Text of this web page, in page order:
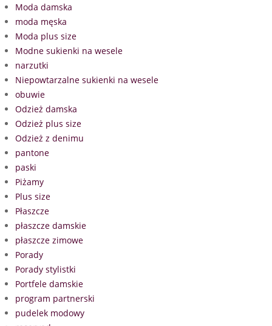
Moda damska
moda męska
Moda plus size
Modne sukienki na wesele
narzutki
Niepowtarzalne sukienki na wesele
obuwie
Odzież damska
Odzież plus size
Odzież z denimu
pantone
paski
Piżamy
Plus size
Płaszcze
płaszcze damskie
płaszcze zimowe
Porady
Porady stylistki
Portfele damskie
program partnerski
pudelek modowy